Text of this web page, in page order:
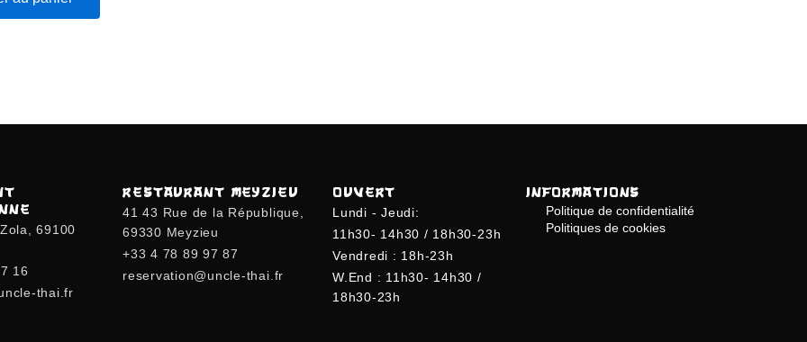
69100
16
thai.fr
RESTAURANT MEYZIEU
41 43 Rue de la République,
69330 Meyzieu
+33 4 78 89 97 87
reservation@uncle-thai.fr
OUVERT
Lundi - Jeudi:
11h30- 14h30 / 18h30-23h
Vendredi : 18h-23h
W.end : 11h30- 14h30 /
18h30-23h
INFORMATIONS
Politique de confidentialité
Politiques de cookies